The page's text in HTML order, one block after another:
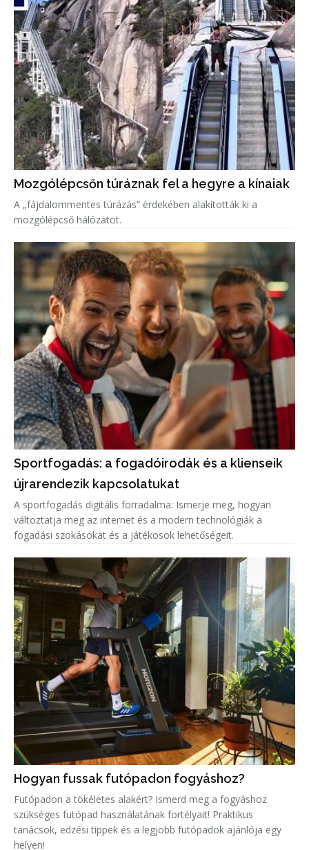
Mozgólépcsőn túráznak fel a hegyre a kínaiak
A „fájdalommentes túrázás” érdekében alakították ki a
mozgólépcső hálózatot.
Sportfogadás: a fogadóirodák és a klienseik
újrarendezik kapcsolatukat
A sportfogadás digitális forradalma: Ismerje meg, hogyan
változtatja meg az internet és a modern technológiák a
fogadási szokásokat és a játékosok lehetőségeit.
Hogyan fussak futópadon fogyáshoz?
Futópadon a tökéletes alakért? Ismerd meg a fogyáshoz
szükséges futópad használatának fortélyait! Praktikus
tanácsok, edzési tippek és a legjobb futópadok ajánlója egy
helyen!